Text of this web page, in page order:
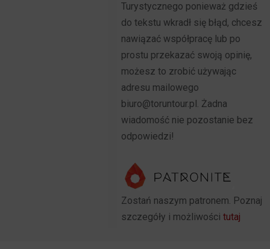
Turystycznego ponieważ gdzieś
do tekstu wkradł się błąd, chcesz
nawiązać współpracę lub po
prostu przekazać swoją opinię,
możesz to zrobić używając
adresu mailowego
biuro@toruntour.pl. Żadna
wiadomość nie pozostanie bez
odpowiedzi!
Zostań naszym patronem. Poznaj
szczegóły i możliwości tutaj